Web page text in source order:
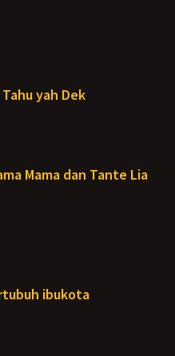
yah Dek
Mama dan Tante Lia
ibukota